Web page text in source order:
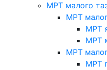
МРТ малого
МРТ
МРТ
МРТ
МРТ
МРТ